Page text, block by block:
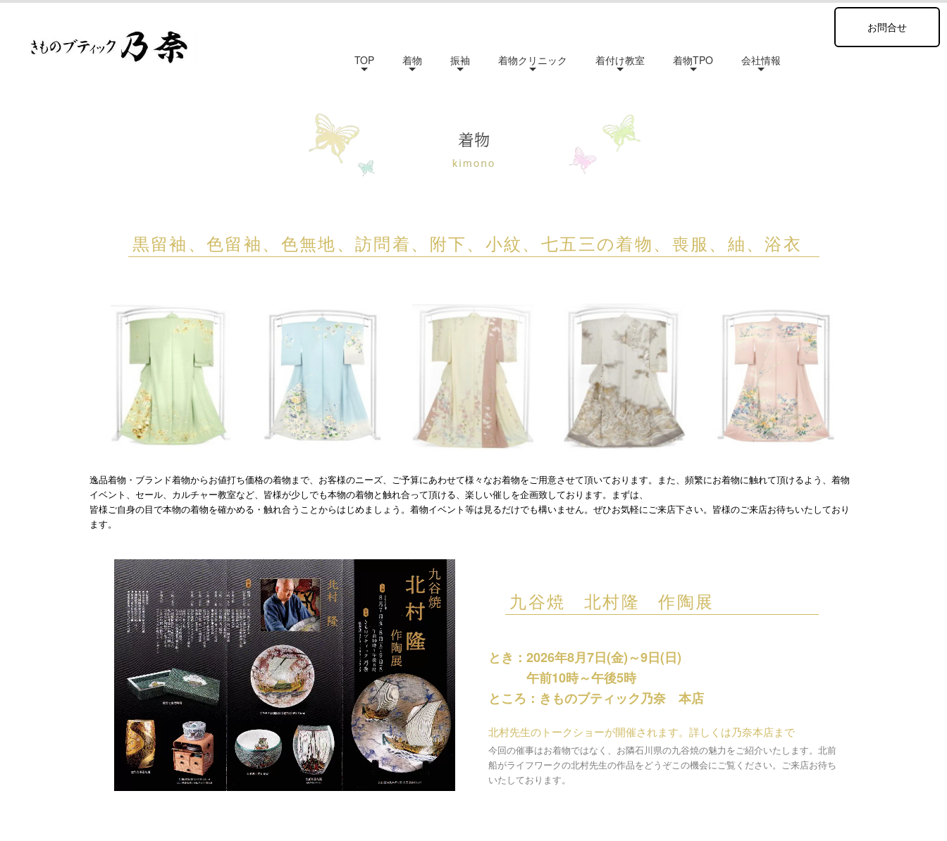
TOP 着物 振袖 着物クリニック 着付け教室 着物TPO 会社情報
黒留袖、色留袖、色無地、訪問着、附下、小紋、七五三の着物、喪服、紬、浴衣
逸品着物・ブランド着物からお値打ち価格の着物まで、お客様のニーズ、ご予算にあわせて様々なお着物をご用意させて頂いております。また、頻繁にお着物に触れて頂けるよう、着物
イベント、セール、カルチャー教室など、皆様が少しでも本物の着物と触れ合って頂ける、楽しい催しを企画致しております。まずは、
皆様ご自身の目で本物の着物を確かめる・触れ合うことからはじめましょう。着物イベント等は見るだけでも構いません。 ぜひお気軽にご来店下さい。 皆様のご来店お待ちいたしており
ます。
九谷焼 北村隆 作陶展
とき：2026年8月7日(金)～9日(日)
午前10時～午後5時
ところ：きものブティック乃奈 本店
北村先生のトークショーが開催されます。詳しくは乃奈本店まで
今回の催事はお着物ではなく、お隣石川県の九谷焼の魅力をご紹介いたします。北前
船がライフワークの北村先生の作品をどうぞこの機会にご覧ください。ご来店お待ち
いたしております。
お問合せ